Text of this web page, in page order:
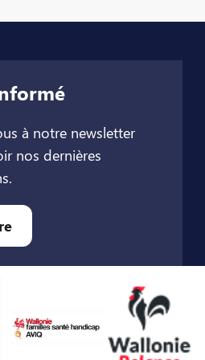
à notre newsletter
nos dernières
...